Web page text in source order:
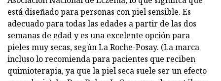
está diseñado para personas con piel sensible. Es
adecuado para todas las edades a partir de las dos
semanas de edad y es una excelente opción para
pieles muy secas, según La Roche-Posay. (La marca
incluso lo recomienda para pacientes que reciben
quimioterapia, ya que la piel seca suele ser un efecto